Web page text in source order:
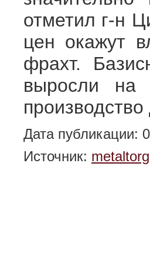
отметил г-н
цен окажут
фрахт.
выросли на
Дата публикации:
Источник: